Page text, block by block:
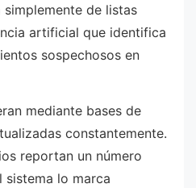
de listas
artificial que identifica
sospechosos en
mediante bases de
constantemente.
reportan un número
sistema lo marca